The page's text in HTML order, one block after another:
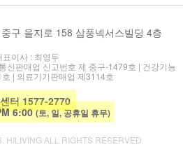
구 을지로 158 삼풍넥서스빌딩 4층
표이사 : 최영두
신판매업 신고번호 제 중구-1479호 | 건강기능
| 의료기기판매업 제3114호
터 1577-2770
6:00(토, 일, 공휴일 휴무)
HILIVING ALL RIGHTS RESERVED